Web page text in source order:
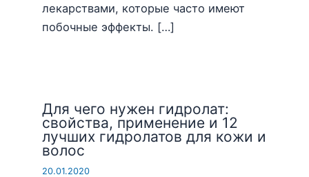
лекарствами, которые часто имеют
побочные эффекты. […]
Для чего нужен гидролат:
свойства, применение и 12
лучших гидролатов для кожи и
волос
20.01.2020